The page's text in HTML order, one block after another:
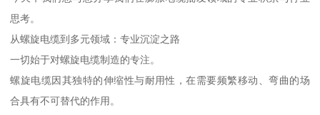
思考。
从螺旋电缆到多元领域：专业沉淀之路
一切始于对螺旋电缆制造的专注。
螺旋电缆因其独特的伸缩性与耐用性，在需要频繁移动、弯曲的场
合具有不可替代的作用。